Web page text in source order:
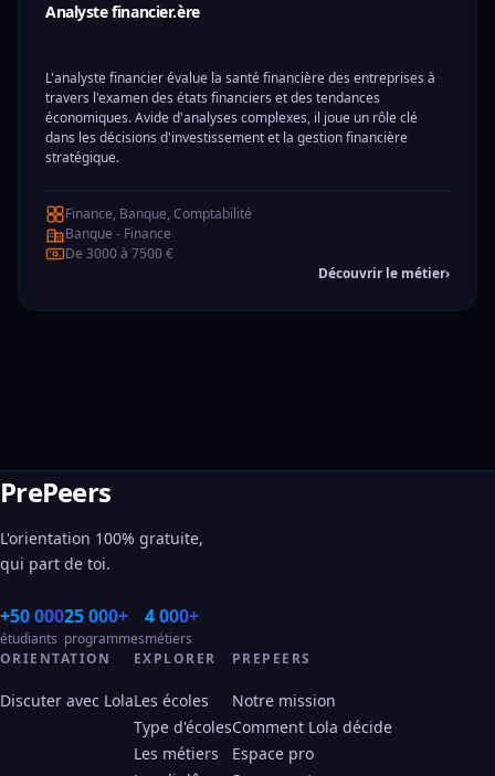
Analyste financier.ère
L'analyste financier évalue la santé financière des entreprises à
travers l'examen des états financiers et des tendances
économiques. Avide d'analyses complexes, il joue un rôle clé
dans les décisions d'investissement et la gestion financière
stratégique.
Finance, Banque, Comptabilité
Banque - Finance
De 3000 à 7500 €
Découvrir le métier›
PrePeers
L'orientation 100% gratuite,
qui part de toi.
+50 000
étudiants
25 000+
programmes
4 000+
métiers
ORIENTATION
Discuter avec Lola
EXPLORER
Les écoles
Type d'écoles
Les métiers
PREPEERS
Notre mission
Comment Lola décide
Espace pro